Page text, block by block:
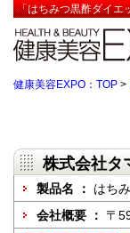
「はちみつ黒酢ダイエ
健康美容EXPO：TOP >
株式会社タ
製品名 ： はち
会社概要 ： 〒